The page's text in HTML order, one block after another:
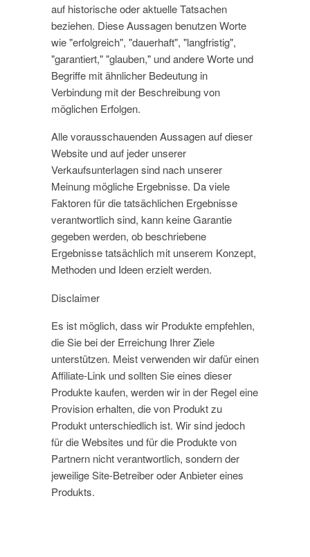
auf historische oder aktuelle Tatsachen
beziehen. Diese Aussagen benutzen Worte
wie "erfolgreich", "dauerhaft", "langfristig",
"garantiert," "glauben," und andere Worte und
Begriffe mit ähnlicher Bedeutung in
Verbindung mit der Beschreibung von
möglichen Erfolgen.
Alle vorausschauenden Aussagen auf dieser
Website und auf jeder unserer
Verkaufsunterlagen sind nach unserer
Meinung mögliche Ergebnisse. Da viele
Faktoren für die tatsächlichen Ergebnisse
verantwortlich sind, kann keine Garantie
gegeben werden, ob beschriebene
Ergebnisse tatsächlich mit unserem Konzept,
Methoden und Ideen erzielt werden.
Disclaimer
Es ist möglich, dass wir Produkte empfehlen,
die Sie bei der Erreichung Ihrer Ziele
unterstützen. Meist verwenden wir dafür einen
Affiliate-Link und sollten Sie eines dieser
Produkte kaufen, werden wir in der Regel eine
Provision erhalten, die von Produkt zu
Produkt unterschiedlich ist. Wir sind jedoch
für die Websites und für die Produkte von
Partnern nicht verantwortlich, sondern der
jeweilige Site-Betreiber oder Anbieter eines
Produkts.